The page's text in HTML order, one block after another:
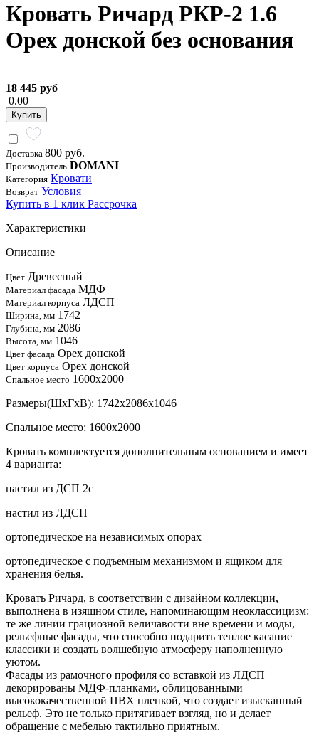
Кровать Ричард РКР-2 1.6
Орех донской без основания
18 445 руб
0.00
Купить
Доставка 800 руб.
Производитель DOMANI
Категория Кровати
Возврат Условия
Купить в 1 клик Рассрочка
Характеристики
Описание
Цвет Древесный
Материал фасада МДФ
Материал корпуса ЛДСП
Ширина, мм 1742
Глубина, мм 2086
Высота, мм 1046
Цвет фасада Орех донской
Цвет корпуса Орех донской
Спальное место 1600x2000
Размеры(ШхГхВ): 1742x2086x1046
Спальное место: 1600x2000
Кровать комплектуется дополнительным основанием и имеет
4 варианта:
настил из ДСП 2с
настил из ЛДСП
ортопедическое на независимых опорах
ортопедическое с подъемным механизмом и ящиком для
хранения белья.
Кровать Ричард, в соответствии с дизайном коллекции,
выполнена в изящном стиле, напоминающим неоклассицизм:
те же линии грациозной величавости вне времени и моды,
рельефные фасады, что способно подарить теплое касание
классики и создать волшебную атмосферу наполненную
уютом.
Фасады из рамочного профиля со вставкой из ЛДСП
декорированы МДФ-планками, облицованными
высококачественной ПВХ пленкой, что создает изысканный
рельеф. Это не только притягивает взгляд, но и делает
обращение с мебелью тактильно приятным.